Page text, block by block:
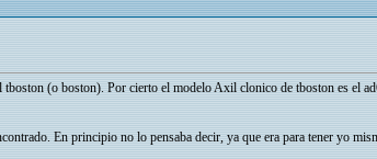
(o boston). Por cierto el modelo Axil clonico de tboston es el
En principio no lo pensaba decir, ya que era para tener yo